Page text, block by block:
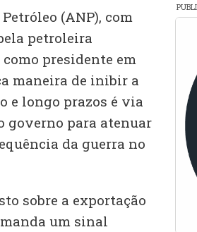
(ANP), com
petroleira
presidente em
maneira de inibir a
e longo prazos é via
governo para atenuar
da guerra no
sobre a exportação
um sinal